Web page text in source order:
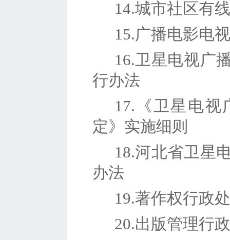
14.城市社区有
15.广播电影电
16.卫星电视广
行办法
17.《卫星电视
定》实施细则
18.河北省卫星
办法
19.著作权行政
20.出版管理行